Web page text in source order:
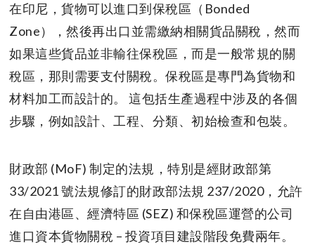
在印尼，貨物可以進口到保稅區（Bonded
Zone），然後再出口並需繳納相關貨品關稅，然而
如果這些貨品並非輸往保稅區，而是一般常規的關
稅區，那則需要支付關稅。保稅區是專門為貨物和
材料加工而設計的。 這包括生產過程中涉及的各個
步驟，例如設計、工程、分類、初始檢查和包裝。
財政部 (MoF) 制定的法規，特別是經財政部第
33/2021 號法規修訂的財政部法規 237/2020，允許
在自由港區、經濟特區 (SEZ) 和保稅區運營的公司
進口資本貨物關稅 – 投資項目建設階段免費兩年。